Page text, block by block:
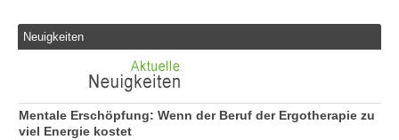
Neuigkeiten
Mentale Erschöpfung: Wenn der Beruf der Ergotherapie zu
viel Energie kostet